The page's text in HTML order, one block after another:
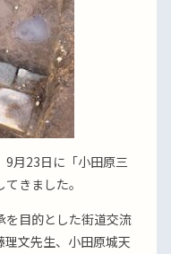
9月23日に「小田原三
きました。
目的とした街道交流
文先生、小田原城天